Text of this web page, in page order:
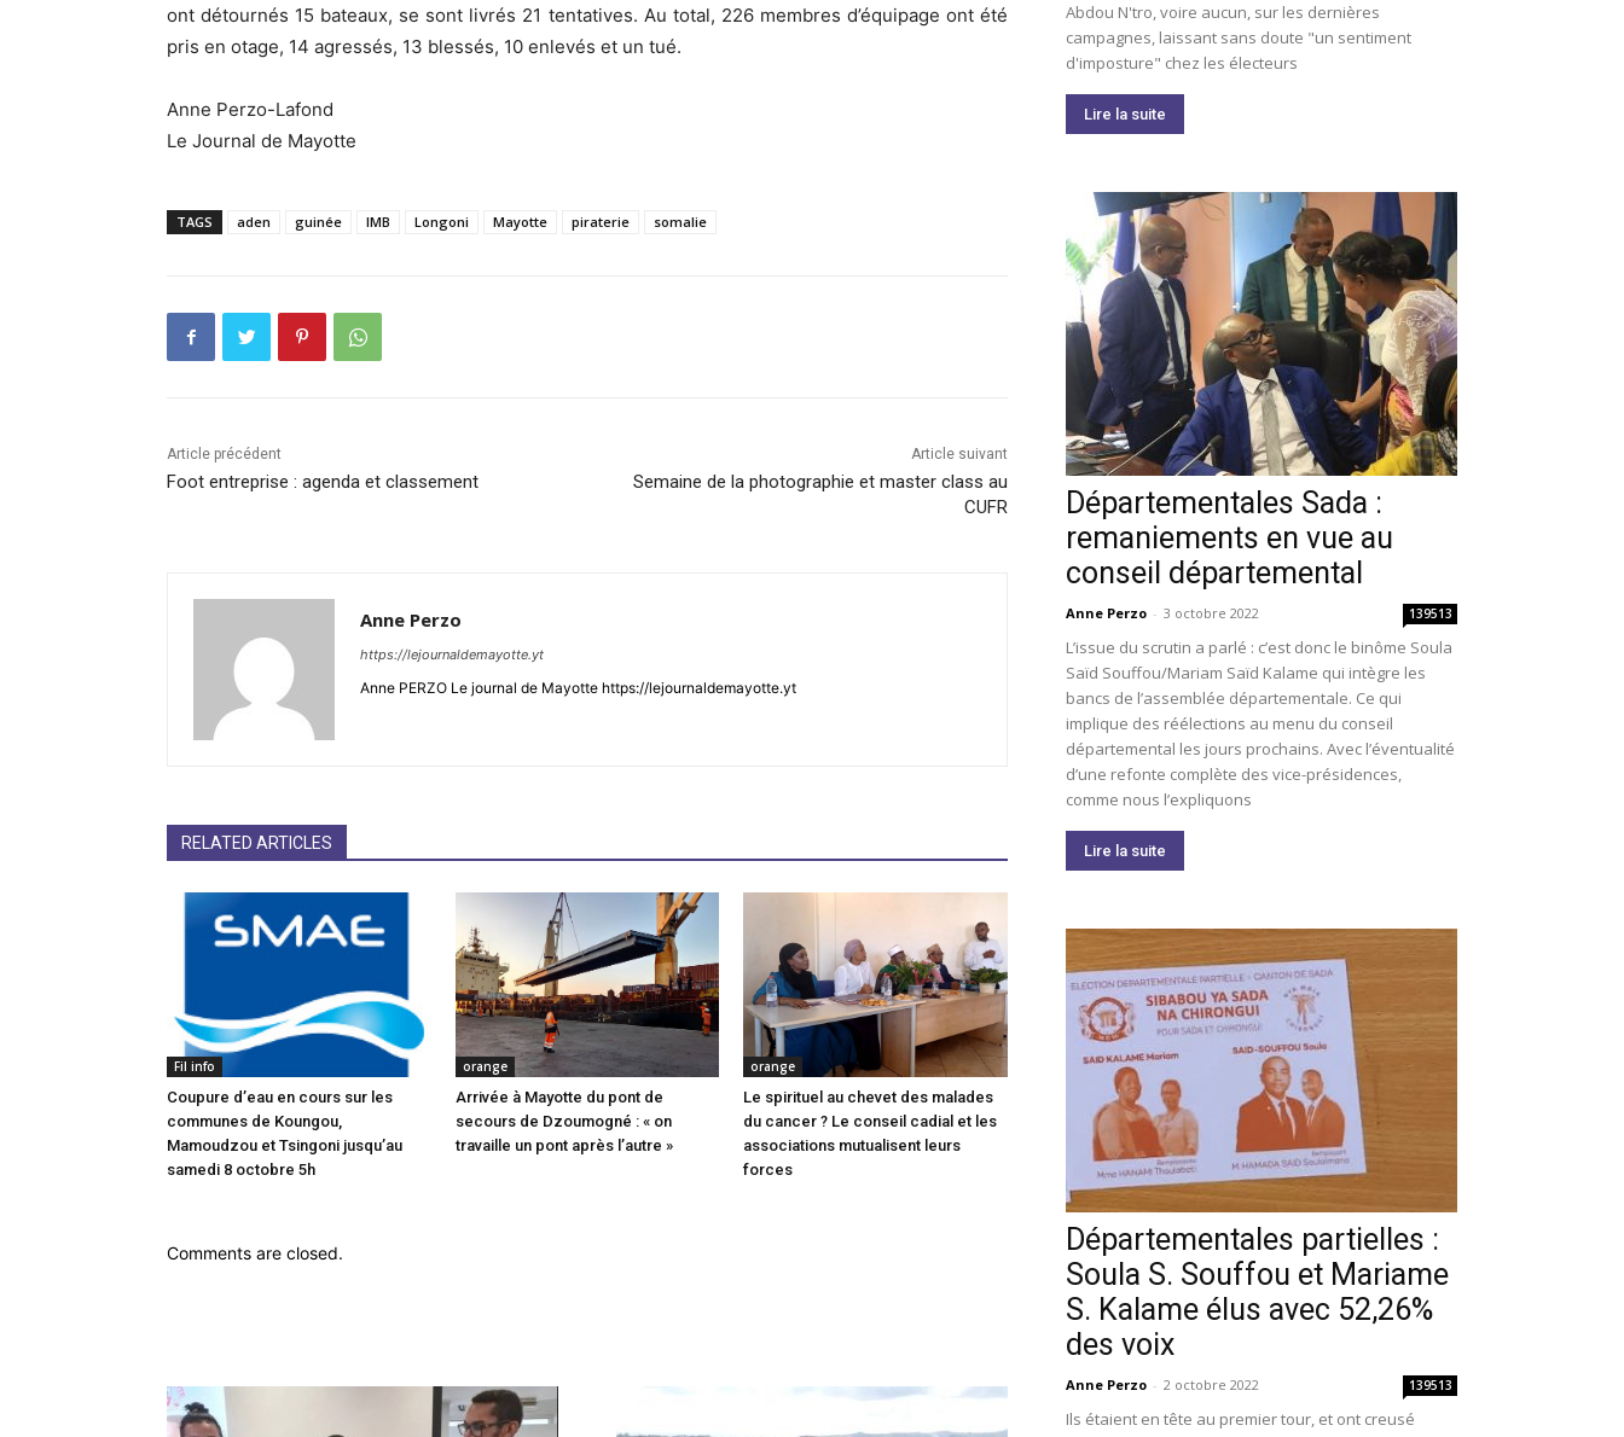
ont détournés 15 bateaux, se sont livrés 21 tentatives. Au total, 226 membres d’équipage ont été
pris en otage, 14 agressés, 13 blessés, 10 enlevés et un tué.
Anne Perzo-Lafond
Le Journal de Mayotte
TAGS aden guinée IMB Longoni Mayotte piraterie somalie
Article précédent
Foot entreprise : agenda et classement
Article suivant
Semaine de la photographie et master class au
CUFR
Anne Perzo
https://lejournaldemayotte.yt
Anne PERZO Le journal de Mayotte https://lejournaldemayotte.yt
RELATED ARTICLES
Fil info
Coupure d’eau en cours sur les
communes de Koungou,
Mamoudzou et Tsingoni jusqu’au
samedi 8 octobre 5h
orange
Arrivée à Mayotte du pont de
secours de Dzoumogné : « on
travaille un pont après l’autre »
orange
Le spirituel au chevet des malades
du cancer ? Le conseil cadial et les
associations mutualisent leurs
forces
Comments are closed.
Abdou N'tro, voire aucun, sur les dernières
campagnes, laissant sans doute "un sentiment
d'imposture" chez les électeurs
Lire la suite
Départementales Sada :
remaniements en vue au
conseil départemental
Anne Perzo - 3 octobre 2022 139513
L’issue du scrutin a parlé : c’est donc le binôme Soula
Saïd Souffou/Mariam Saïd Kalame qui intègre les
bancs de l’assemblée départementale. Ce qui
implique des réélections au menu du conseil
départemental les jours prochains. Avec l’éventualité
d’une refonte complète des vice-présidences,
comme nous l’expliquons
Lire la suite
Départementales partielles :
Soula S. Souffou et Mariame
S. Kalame élus avec 52,26%
des voix
Anne Perzo - 2 octobre 2022 139513
Ils étaient en tête au premier tour, et ont creusé